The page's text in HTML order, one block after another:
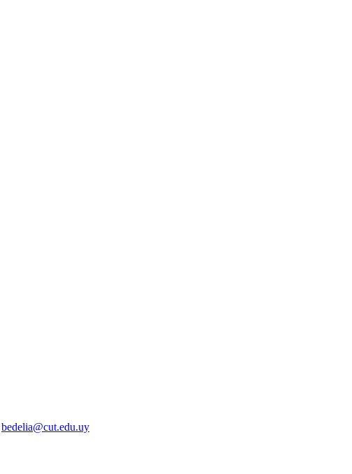
bedelia@cut.edu.uy